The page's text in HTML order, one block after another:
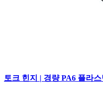
토크 힌지 | 경량 PA6 플라